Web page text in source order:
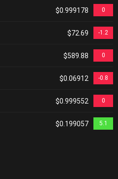
$0.999178 0
$72.69 -1.2
$589.88 0
$0.06912 -0.8
$0.999552 0
$0.199057 5.1